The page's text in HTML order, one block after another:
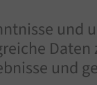
und
Daten
und